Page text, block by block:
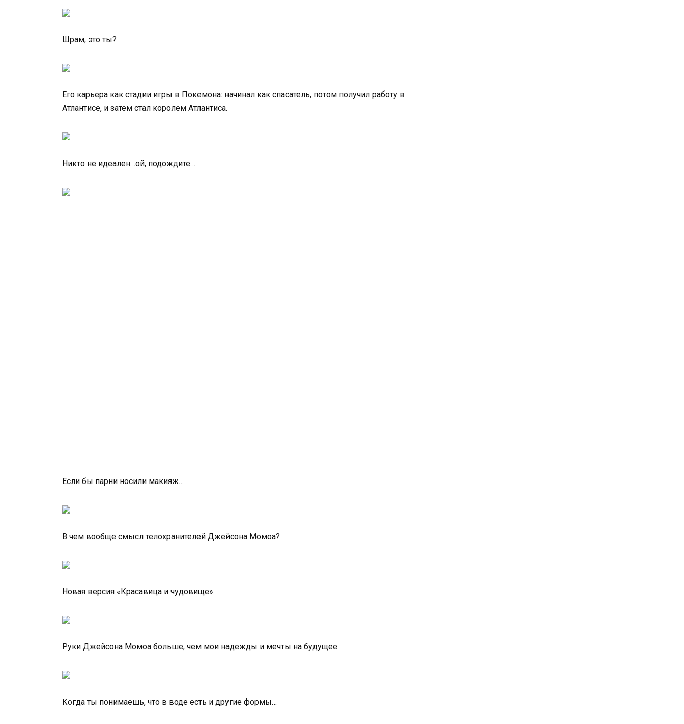
Шрам, это ты?
Его карьера как стадии игры в Покемона: начинал как спасатель, потом получил работу в
Атлантисе, и затем стал королем Атлантиса.
Никто не идеален…ой, подождите…
Если бы парни носили макияж…
В чем вообще смысл телохранителей Джейсона Момоа?
Новая версия «Красавица и чудовище».
Руки Джейсона Момоа больше, чем мои надежды и мечты на будущее.
Когда ты понимаешь, что в воде есть и другие формы…